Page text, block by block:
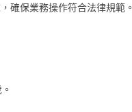
確保業務操作符合法律規範。